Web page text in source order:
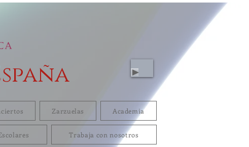
Zarzuelas Academia
Trabaja con nosotros